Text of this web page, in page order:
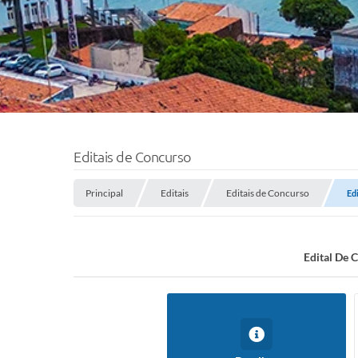
Editais de Concurso
Principal Editais Editais de Concurso
Edital De